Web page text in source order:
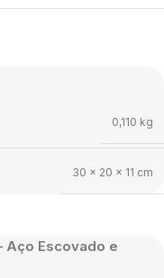
0,110 kg
30 × 20 × 11 cm
Aço Escovado e